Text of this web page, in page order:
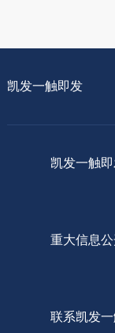
凯发一触即发
凯发一触
重大信息
联系凯发